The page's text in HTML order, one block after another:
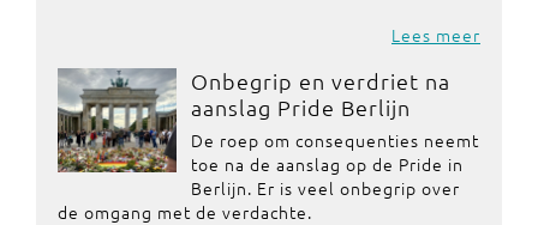
Lees meer
Onbegrip en verdriet na
aanslag Pride Berlijn
De roep om consequenties neemt
toe na de aanslag op de Pride in
Berlijn. Er is veel onbegrip over
de omgang met de verdachte.